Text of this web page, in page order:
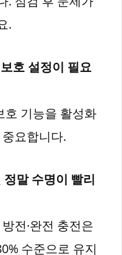
.
호 설정이 필요
호 기능을 활성화
요합니다.
말 수명이 빨리
전·완전 충전은
수준으로 유지